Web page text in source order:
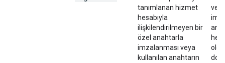
tanımlanan hizmet
hesabıyla
ilişkilendirilmeyen bir
özel anahtarla
imzalanması veya
kullanılan anahtarın
ve